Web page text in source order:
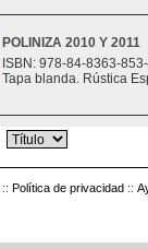
POLINIZA 2010 Y 2011
ISBN: 978-84-8363-
Tapa blanda. Rústica
:: Política de privacidad ::